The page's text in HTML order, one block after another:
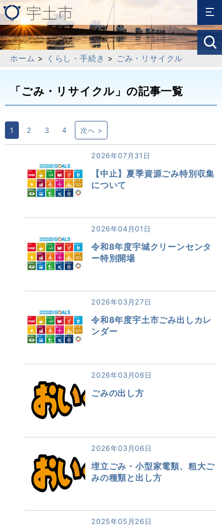
ホーム > くらし・手続き > ごみ・リサイクル
「ごみ・リサイクル」の記事一覧
1 2 3 4 次へ >
2026年07月31日
【中止】夏季資源ごみ特別収集
について
2026年04月01日
令和8年度宇城クリーンセンタ
ー特別開場
2026年03月27日
令和8年度宇土市ごみ出しカレ
ンダー
2026年03月06日
ごみの出し方
2026年03月06日
埋立ごみ・小型家電類、粗大ご
みの種類と出し方
2025年05月26日